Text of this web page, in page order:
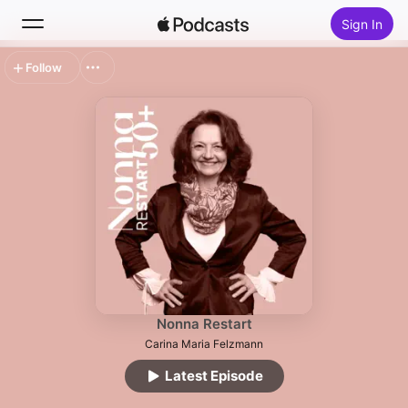
Sign In
Top Charts
Nonna Restart
Carina Maria Felzmann
Latest Episode
Follow